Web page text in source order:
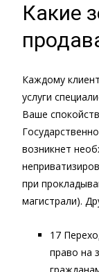
Какие
Каждому
услуги
Ваше
возникнет
при
магистрали).
17
право на